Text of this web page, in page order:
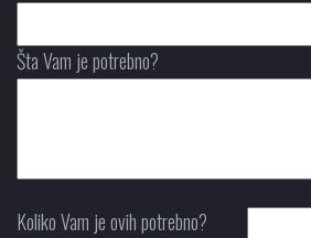
Šta Vam je potrebno?
Koliko Vam je ovih potrebno?